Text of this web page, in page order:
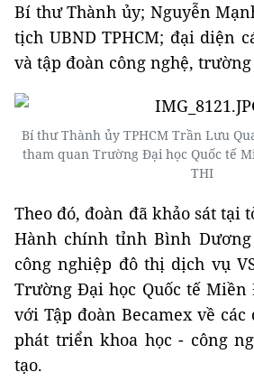
Bí thư Thành ủy; Nguyễn
tịch UBND TPHCM; đại diện
và tập đoàn công nghệ,
Bí thư Thành ủy TPHCM Trần Lưu
tham quan Trường Đại học Quốc tế
THI
Theo đó, đoàn đã khảo sát tại
Hành chính tỉnh Bình
công nghiệp đô thị dịch vụ
Trường Đại học Quốc tế
với Tập đoàn Becamex về
phát triển khoa học - công
tạo.